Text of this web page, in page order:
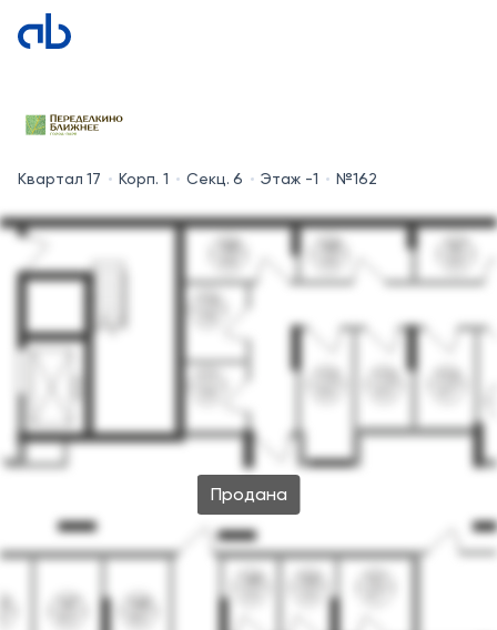
Квартал 17 Корп. 1 Секц. 6 Этаж -1 №162
Продана